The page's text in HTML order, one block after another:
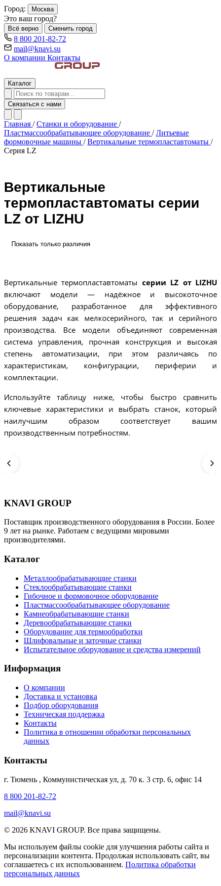
Город: Москва
Это ваш город?
Всё верно Сменить город
8 800 201-82-72
mail@knavi.su
О компании Контакты
Каталог
Связаться с нами
Главная / Станки и оборудование /
Пластмассообрабатывающее оборудование / Литьевые
формовочные машины / Вертикальные термопластавтоматы /
Серия LZ
Вертикальные
термопластавтоматы серии
LZ от LIZHU
Показать только различия
Вертикальные термопластавтоматы серии LZ от LIZHU
включают модели — надёжное и высокоточное
оборудование, разработанное для эффективного
решения задач как мелкосерийного, так и серийного
производства. Все модели объединяют современная
система управления, прочная конструкция и высокая
степень автоматизации, при этом различаясь по
характеристикам, конфигурации, периферии и
комплектации.
Используйте таблицу ниже, чтобы быстро сравнить
ключевые характеристики и выбрать станок, который
наилучшим образом соответствует вашим
производственным потребностям.
KNAVI GROUP
Поставщик производственного оборудования в России. Более
9 лет на рынке. Работаем с ведущими мировыми
производителями.
Каталог
Металлообрабатывающие станки
Стеклообрабатывающие станки
Гибочное и формовочное оборудование
Пластмассообрабатывающее оборудование
Камнеобрабатывающие станки
Деревообрабатывающие станки
Оборудование для термообработки
Шлифовальные и заточные станки
Испытательное оборудование и средства измерений
Информация
О компании
Доставка и установка
Подбор оборудования
Техническая поддержка
Контакты
Политика в отношении обработки персональных
данных
Контакты
г. Тюмень , Коммунистическая ул, д. 70 к. 3 стр. 6, офис 14
8 800 201-82-72
mail@knavi.su
© 2026 KNAVI GROUP. Все права защищены.
Мы используем файлы cookie для улучшения работы сайта и
персонализации контента. Продолжая использовать сайт, вы
соглашаетесь с их использованием. Политика обработки
персональных данных